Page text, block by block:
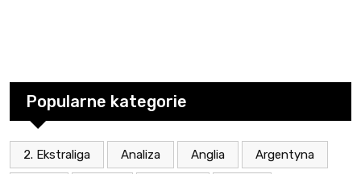
Popularne kategorie
2. Ekstraliga Analiza Anglia Argentyna